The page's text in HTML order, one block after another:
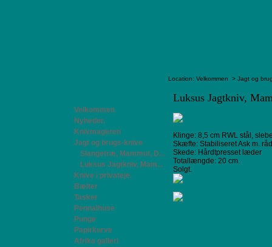
Location: Velkommen > Jagt og
Velkommen
Nyheder.
Knivmageren
Jagt og brugs-knive
Slangetræ, Mammut, D...
Luksus Jagtkniv, Mam...
Knive i privateje.
Bælter
Tasker
Pennalhuse
Punge
Papirkurve
Afrika galleri
Luksus Jagtkniv,
Klinge: 8,5 cm RWL stål,
Skæfte: Stabiliseret Ask m.
Skede: Hårdtpresset læder
Totallængde: 20 cm.
Solgt.